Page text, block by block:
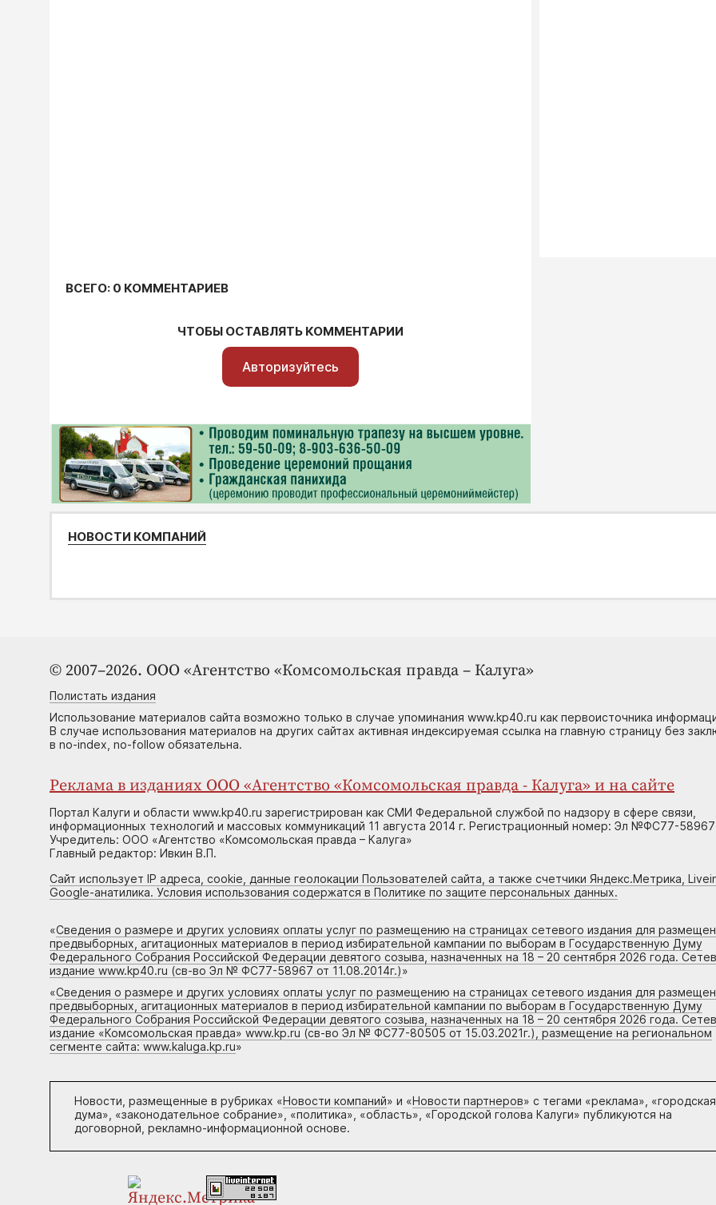
ВСЕГО: 0 КОММЕНТАРИЕВ
ЧТОБЫ ОСТАВЛЯТЬ КОММЕНТАРИИ
Авторизуйтесь
НОВОСТИ КОМПАНИЙ
© 2007–2026. ООО «Агентство «Комсомольская правда – Калуга»
Полистать издания
Использование материалов сайта возможно только в случае упоминания www.kp40.ru как первоисточника
В случае использования материалов на других сайтах активная индексируемая ссылка на главную страницу без
в no-index, no-follow обязательна.
Реклама в изданиях ООО «Агентство «Комсомольская правда - Калуга» и на сайте
Портал Калуги и области www.kp40.ru зарегистрирован как СМИ Федеральной службой по надзору в сфере связи,
информационных технологий и массовых коммуникаций 11 августа 2014 г. Регистрационный номер: Эл №ФС77-58967
Учредитель: ООО «Агентство «Комсомольская правда – Калуга»
Главный редактор: Ивкин В.П.
Сайт использует IP адреса, cookie, данные геолокации Пользователей сайта, а также счетчики Яндекс.Метрика,
Google-анатилика. Условия использования содержатся в Политике по защите персональных данных.
«Сведения о размере и других условиях оплаты услуг по размещению на страницах сетевого издания для
предвыборных, агитационных материалов в период избирательной кампании по выборам в Государственную Думу
Федерального Собрания Российской Федерации девятого созыва, назначенных на 18 – 20 сентября 2026 года.
издание www.kp40.ru (св-во Эл № ФС77-58967 от 11.08.2014г.)»
«Сведения о размере и других условиях оплаты услуг по размещению на страницах сетевого издания для
предвыборных, агитационных материалов в период избирательной кампании по выборам в Государственную Думу
Федерального Собрания Российской Федерации девятого созыва, назначенных на 18 – 20 сентября 2026 года.
издание «Комсомольская правда» www.kp.ru (св-во Эл № ФС77-80505 от 15.03.2021г.), размещение на региональном
сегменте сайта: www.kaluga.kp.ru»
Новости, размещенные в рубриках «Новости компаний» и «Новости партнеров» с тегами «реклама», «городская
дума», «законодательное собрание», «политика», «область», «Городской голова Калуги» публикуются на
договорной, рекламно-информационной основе.